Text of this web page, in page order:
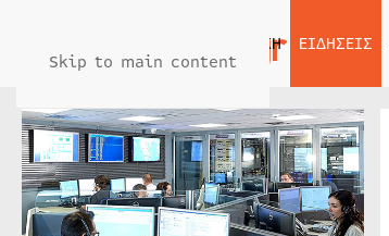
Skip to main content
ΑΡΧΙΚΗ ΕΙΔΗΣΕΙΣ